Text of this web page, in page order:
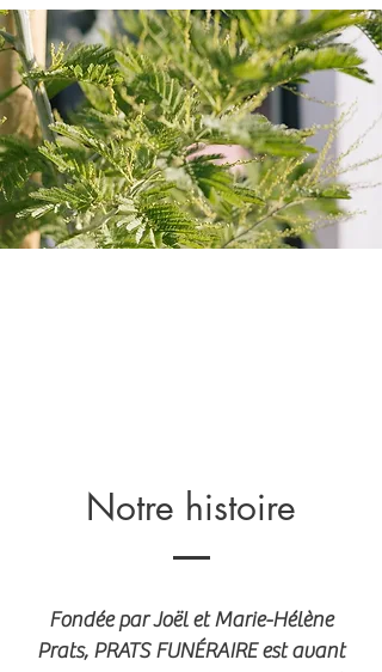
Notre histoire
Fondée par Joël et Marie-Hélène
Prats, PRATS FUNÉRAIRE est avant